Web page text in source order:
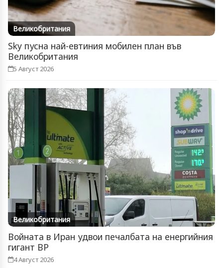
Великобритания
Sky пусна най-евтиния мобилен план във
Великобритания
5 Август 2026
Великобритания
Войната в Иран удвои печалбата на енергийния
гигант BP
4 Август 2026